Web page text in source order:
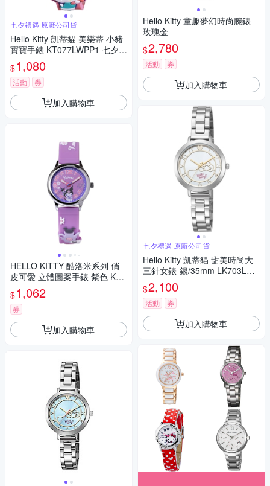
七夕禮遇 原廠公司貨
Hello Kitty 凱蒂貓 美樂蒂 小豬
寶寶手錶 KT077LWPP1 七夕寵
愛季 送禮推薦
$1,080
活動 券
加入購物車
HELLO KITTY 酷洛米系列 俏
皮可愛 立體圖案手錶 紫色 KT0
81LWVV_30mm
$1,062
券
加入購物車
Hello Kitty 童趣夢幻時尚腕錶-
玫瑰金
$2,780
活動 券
加入購物車
七夕禮遇 原廠公司貨
Hello Kitty 凱蒂貓 甜美時尚大
三針女錶-銀/35mm LK703LWK
A 七夕寵愛季 送禮推薦
$2,100
活動 券
加入購物車